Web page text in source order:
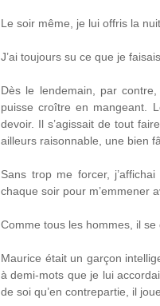
Le soir même, je lui offris la
J’ai toujours su ce que je
Dès le lendemain, par
puisse croître en mangeant.
devoir. Il s’agissait de tout
ailleurs raisonnable, une bien
Sans trop me forcer,
chaque soir pour m’emmener
Comme tous les hommes, il se
Maurice était un garçon
à demi-mots que je lui
de soi qu’en contrepartie, il